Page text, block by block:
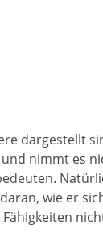
dargestellt
nimmt es
wie er